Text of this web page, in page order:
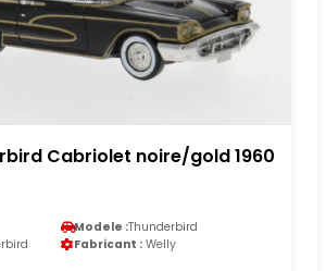
Cabriolet noire/gold 1960
Modele :Thunderbird
Fabricant : Welly